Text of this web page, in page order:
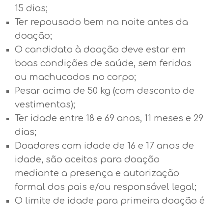
15 dias;
Ter repousado bem na noite antes da
doação;
O candidato à doação deve estar em
boas condições de saúde, sem feridas
ou machucados no corpo;
Pesar acima de 50 kg (com desconto de
vestimentas);
Ter idade entre 18 e 69 anos, 11 meses e 29
dias;
Doadores com idade de 16 e 17 anos de
idade, são aceitos para doação
mediante a presença e autorização
formal dos pais e/ou responsável legal;
O limite de idade para primeira doação é